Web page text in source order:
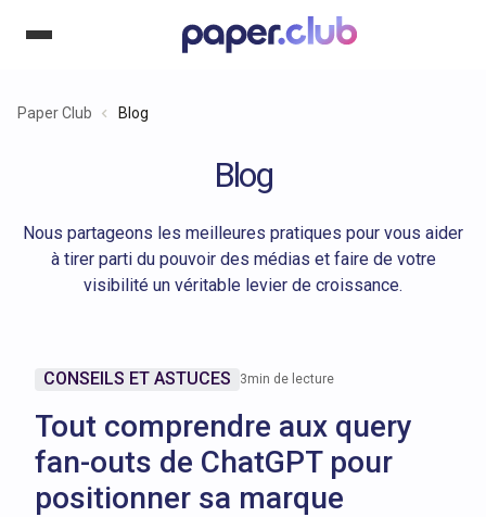
Paper Club Blog
Blog
Nous partageons les meilleures pratiques pour vous aider
à tirer parti du pouvoir des médias et faire de votre
visibilité un véritable levier de croissance.
CONSEILS ET ASTUCES 3min de lecture
Tout comprendre aux query
fan-outs de ChatGPT pour
positionner sa marque